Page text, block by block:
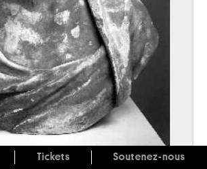
Tickets Soutenez-nous